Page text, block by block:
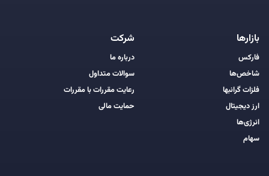
بازارها
فارکس
شاخص‌ها
فلزات گرانبها
ارز دیجیتال
انرژی‌ها
سهام
شرکت
درباره ما
سوالات متداول
رعایت مقررات با مقررات
حمایت مالی